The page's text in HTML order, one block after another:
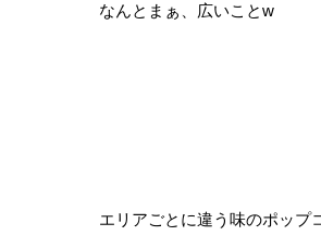
なんとまぁ、広いことw
エリアごとに違う味のポップ